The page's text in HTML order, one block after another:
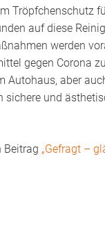
Tröpfchenschutz
auf diese
werden
gegen Corona
Autohaus, aber
und
Beitrag „Gefragt –